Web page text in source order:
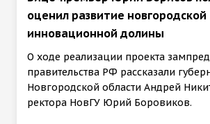
оценил развитие новгородской
инновационной долины
О ходе реализации проекта
правительства РФ рассказали
Новгородской области Андрей
ректора НовГУ Юрий Боровиков.